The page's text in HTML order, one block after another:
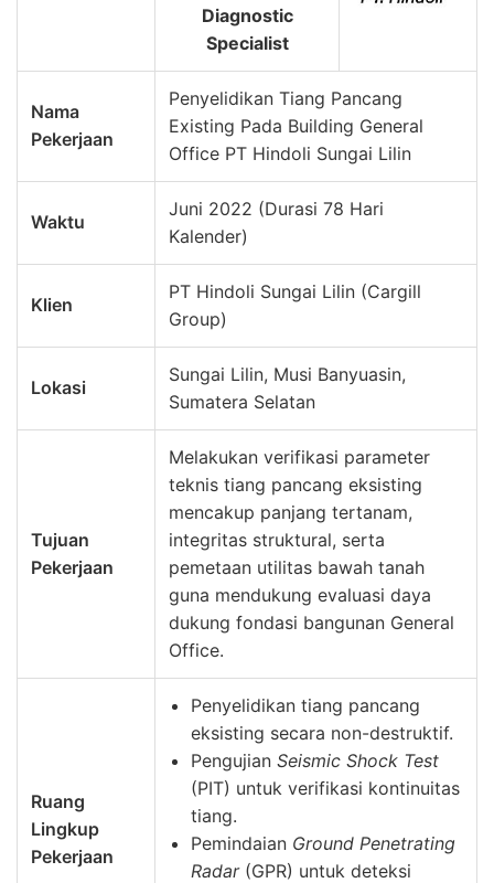
Diagnostic
Specialist
Nama
Pekerjaan
Penyelidikan Tiang Pancang
Existing Pada Building General
Office PT Hindoli Sungai Lilin
Waktu
Juni 2022 (Durasi 78 Hari
Kalender)
Klien
PT Hindoli Sungai Lilin (Cargill
Group)
Lokasi
Sungai Lilin, Musi Banyuasin,
Sumatera Selatan
Tujuan
Pekerjaan
Melakukan verifikasi parameter
teknis tiang pancang eksisting
mencakup panjang tertanam,
integritas struktural, serta
pemetaan utilitas bawah tanah
guna mendukung evaluasi daya
dukung fondasi bangunan General
Office.
Ruang
Lingkup
Pekerjaan
Penyelidikan tiang pancang
eksisting secara non-destruktif.
Pengujian Seismic Shock Test
(PIT) untuk verifikasi kontinuitas
tiang.
Pemindaian Ground Penetrating
Radar(GPR) untuk deteksi